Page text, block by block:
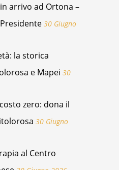
in arrivo ad Ortona –
30 Giugno
la storica
e Mapei 30
zero: dona il
30 Giugno
al Centro